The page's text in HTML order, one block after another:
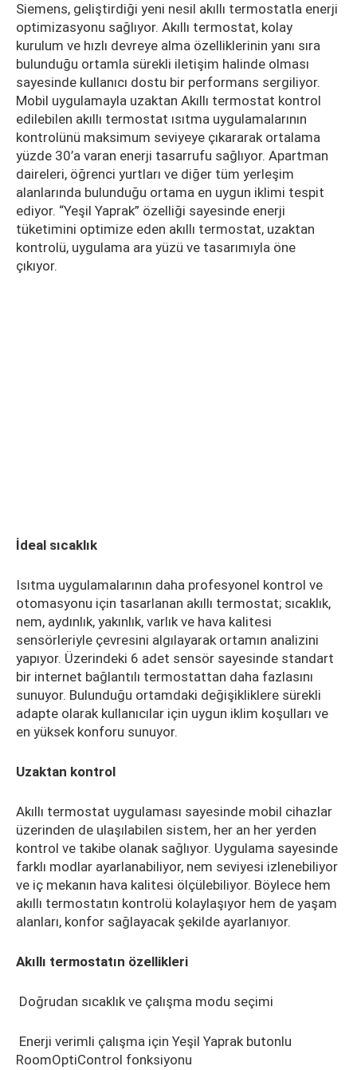
Siemens, geliştirdiği yeni nesil akıllı termostatla enerji
optimizasyonu sağlıyor. Akıllı termostat, kolay
kurulum ve hızlı devreye alma özelliklerinin yanı sıra
bulunduğu ortamla sürekli iletişim halinde olması
sayesinde kullanıcı dostu bir performans sergiliyor.
Mobil uygulamayla uzaktan Akıllı termostat kontrol
edilebilen akıllı termostat ısıtma uygulamalarının
kontrolünü maksimum seviyeye çıkararak ortalama
yüzde 30’a varan enerji tasarrufu sağlıyor. Apartman
daireleri, öğrenci yurtları ve diğer tüm yerleşim
alanlarında bulunduğu ortama en uygun iklimi tespit
ediyor. “Yeşil Yaprak” özelliği sayesinde enerji
tüketimini optimize eden akıllı termostat, uzaktan
kontrolü, uygulama ara yüzü ve tasarımıyla öne
çıkıyor.
İdeal sıcaklık
Isıtma uygulamalarının daha profesyonel kontrol ve
otomasyonu için tasarlanan akıllı termostat; sıcaklık,
nem, aydınlık, yakınlık, varlık ve hava kalitesi
sensörleriyle çevresini algılayarak ortamın analizini
yapıyor. Üzerindeki 6 adet sensör sayesinde standart
bir internet bağlantılı termostattan daha fazlasını
sunuyor. Bulunduğu ortamdaki değişikliklere sürekli
adapte olarak kullanıcılar için uygun iklim koşulları ve
en yüksek konforu sunuyor.
Uzaktan kontrol
Akıllı termostat uygulaması sayesinde mobil cihazlar
üzerinden de ulaşılabilen sistem, her an her yerden
kontrol ve takibe olanak sağlıyor. Uygulama sayesinde
farklı modlar ayarlanabiliyor, nem seviyesi izlenebiliyor
ve iç mekanın hava kalitesi ölçülebiliyor. Böylece hem
akıllı termostatın kontrolü kolaylaşıyor hem de yaşam
alanları, konfor sağlayacak şekilde ayarlanıyor.
Akıllı termostatın özellikleri
Doğrudan sıcaklık ve çalışma modu seçimi
Enerji verimli çalışma için Yeşil Yaprak butonlu
RoomOptiControl fonksiyonu